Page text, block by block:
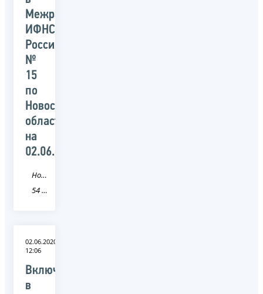
Межрайонной
ИФНС
России
№
15
по
Новосибирской
области
на
02.06.2020
Новость
54 Новосибирская область
02.06.2020
12:06
Включены
в